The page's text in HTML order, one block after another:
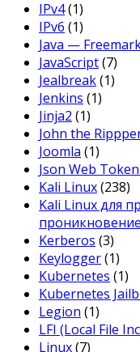
IPv4(1)
IPv6 (1)
Java —
JavaScript(7)
Jealbreak(1)
Jenkins (1)
Jinja2 (1)
John the
Joomla (1)
Json Web Token
Kali Linux(238)
Kali Linux для
проникновение
Kerberos (3)
Keylogger(1)
Kubernetes (1)
Kubernetes
Legion (1)
LFI (Local File
Linux(7)